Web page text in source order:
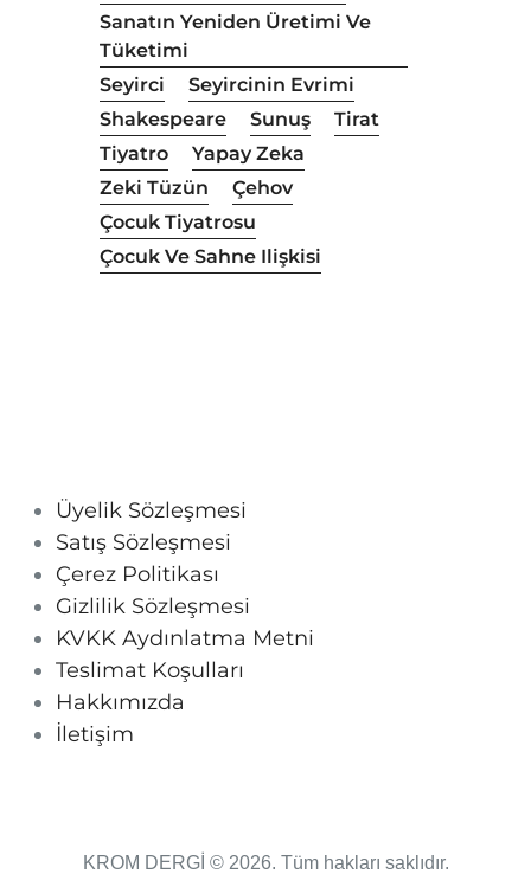
Sanatın Yeniden Üretimi Ve
Tüketimi
Seyirci
Seyircinin Evrimi
Shakespeare
Sunuş
Tirat
Tiyatro
Yapay Zeka
Zeki Tüzün
Çehov
Çocuk Tiyatrosu
Çocuk Ve Sahne Ilişkisi
Üyelik Sözleşmesi
Satış Sözleşmesi
Çerez Politikası
Gizlilik Sözleşmesi
KVKK Aydınlatma Metni
Teslimat Koşulları
Hakkımızda
İletişim
KROM DERGİ © 2026. Tüm hakları saklıdır.